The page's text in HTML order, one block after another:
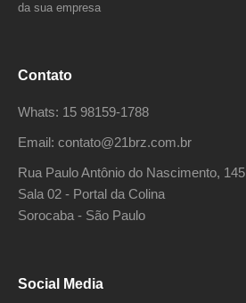
da sua empresa
Contato
Whats: 15 98159-1788
Email: contato@21brz.com.br
Rua Paulo Antônio do Nascimento, 145
Sala 02 - Portal da Colina
Sorocaba - São Paulo
Social Media